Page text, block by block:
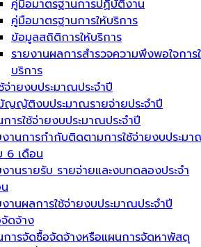
คู่มือมาตรฐานการปฏิบัติงาน
คู่มือมาตรฐานการให้บริการ
ข้อมูลสถิติการให้บริการ
รายงานผลการสำรวจความพึงพอใจการ
บริการ
จ่ายงบประมาณประจำปี
ญญัติงบประมาณรายจ่ายประจำปี
ารใช้จ่ายงบประมาณประจำปี
านการกำกับติดตามการใช้จ่ายงบประม
6 เดือน
านรายรับ รายจ่ายและงบทดลองประจำ
านผลการใช้จ่ายงบประมาณประจำปี
ดจ้าง
การจัดซื้อจัดจ้างหรือแผนการจัดหาพัสดุ